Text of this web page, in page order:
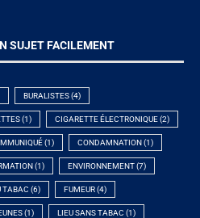
SUJET FACILEMENT
BURALISTES(4)
(1) CIGARETTE ÉLECTRONIQUE(2)
(1) CONDAMNATION (1)
(1) ENVIRONNEMENT(7)
TABAC (6) FUMEUR(4)
(1) LIEU SANS TABAC (1)